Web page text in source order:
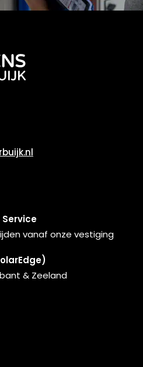
vanaf onze vestiging
& Zeeland